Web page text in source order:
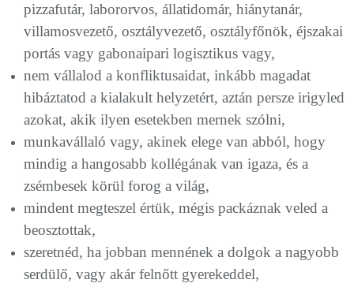
pizzafutár, labororvos, állatidomár, hiánytanár,
villamosvezető, osztályvezető, osztályfőnök, éjszakai
portás vagy gabonaipari logisztikus vagy,
nem vállalod a konfliktusaidat, inkább magadat
hibáztatod a kialakult helyzetért, aztán persze irigyled
azokat, akik ilyen esetekben mernek szólni,
munkavállaló vagy, akinek elege van abból, hogy
mindig a hangosabb kollégának van igaza, és a
zsémbesek körül forog a világ,
mindent megteszel értük, mégis packáznak veled a
beosztottak,
szeretnéd, ha jobban mennének a dolgok a nagyobb
serdülő, vagy akár felnőtt gyerekeddel,